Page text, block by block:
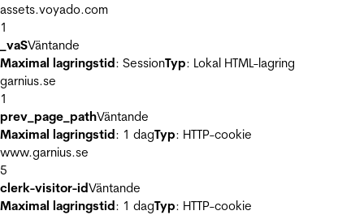
assets.voyado.com
1
_vaSVäntande
Maximal lagringstid: SessionTyp: Lokal HTML-lagring
garnius.se
1
prev_page_pathVäntande
Maximal lagringstid: 1 dagTyp: HTTP-cookie
www.garnius.se
5
clerk-visitor-idVäntande
Maximal lagringstid: 1 dagTyp: HTTP-cookie